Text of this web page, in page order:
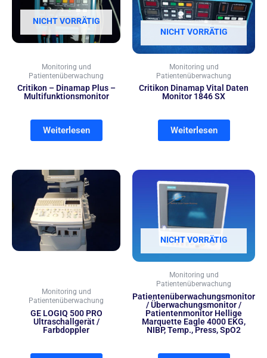
NICHT VORRÄTIG
Monitoring und
Patientenüberwachung
Critikon – Dinamap Plus –
Multifunktionsmonitor
Weiterlesen
NICHT VORRÄTIG
Monitoring und
Patientenüberwachung
Critikon Dinamap Vital Daten
Monitor 1846 SX
Weiterlesen
Monitoring und
Patientenüberwachung
GE LOGIQ 500 PRO
Ultraschallgerät /
Farbdoppler
NICHT VORRÄTIG
Monitoring und
Patientenüberwachung
Patientenüberwachungsmonitor
/ Überwachungsmonitor /
Patientenmonitor Hellige
Marquette Eagle 4000 EKG,
NIBP, Temp., Press, SpO2